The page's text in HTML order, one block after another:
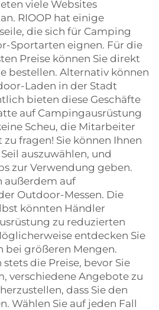
viele Websites
RIOOP hat einige
die sich für Camping
Sportarten eignen. Für die
Preise können Sie direkt
bestellen. Alternativ können
Laden in der Stadt
bieten diese Geschäfte
auf Campingausrüstung
Scheu, die Mitarbeiter
fragen! Sie können Ihnen
auszuwählen, und
zur Verwendung geben.
außerdem auf
Outdoor-Messen. Die
könnten Händler
zu reduzierten
entdecken Sie
bei größeren Mengen.
die Preise, bevor Sie
verschiedene Angebote zu
dass Sie den
Wählen Sie auf jeden Fall